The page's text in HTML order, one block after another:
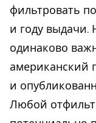
фильтровать
и году выдачи.
одинаково
американский
и
Любой